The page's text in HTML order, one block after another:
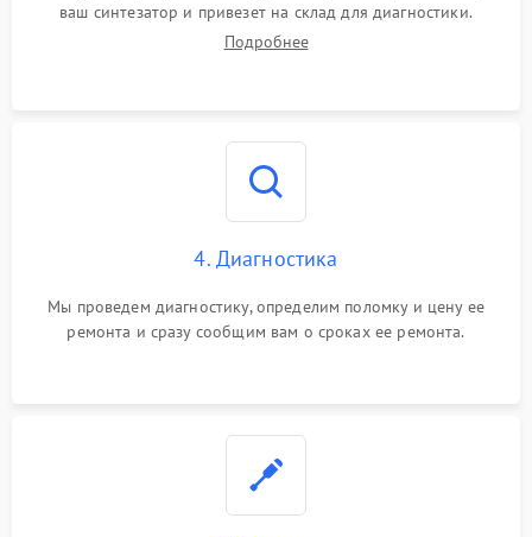
ваш синтезатор и привезет на склад для диагностики.
Подробнее
4. Диагностика
Мы проведем диагностику, определим поломку и цену ее
ремонта и сразу сообщим вам о сроках ее ремонта.